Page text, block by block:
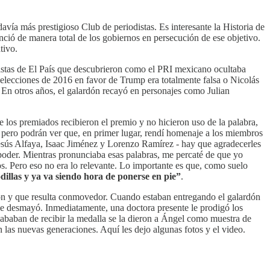
más prestigioso Club de periodistas. Es interesante la Historia de
de manera total de los gobiernos en persecución de ese objetivo.
de El País que descubrieron como el PRI mexicano ocultaba
de 2016 en favor de Trump era totalmente falsa o Nicolás
otros años, el galardón recayó en personajes como Julian
los premiados recibieron el premio y no hicieron uso de la palabra,
podrán ver que, en primer lugar, rendí homenaje a los miembros
Alfaya, Isaac Jiménez y Lorenzo Ramírez - hay que agradecerles
Mientras pronunciaba esas palabras, me percaté de que yo
Pero eso no era lo relevante. Lo importante es que, como suelo
y ya va siendo hora de ponerse en pie”.
que resulta conmovedor. Cuando estaban entregando el galardón
Inmediatamente, una doctora presente le prodigó los
de recibir la medalla se la dieron a Ángel como muestra de
nuevas generaciones. Aquí les dejo algunas fotos y el video.